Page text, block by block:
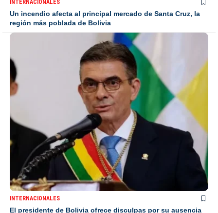
INTERNACIONALES
Un incendio afecta al principal mercado de Santa Cruz, la
región más poblada de Bolivia
INTERNACIONALES
El presidente de Bolivia ofrece disculpas por su ausencia